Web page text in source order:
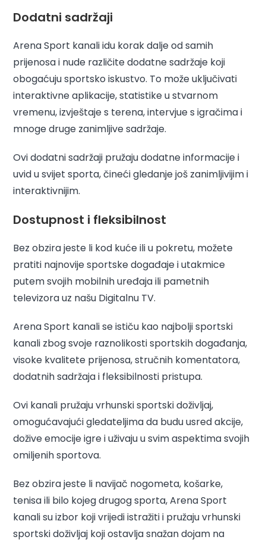
Dodatni sadržaji
Arena Sport kanali idu korak dalje od samih
prijenosa i nude različite dodatne sadržaje koji
obogaćuju sportsko iskustvo. To može uključivati ​​
interaktivne aplikacije, statistike u stvarnom
vremenu, izvještaje s terena, intervjue s igračima i
mnoge druge zanimljive sadržaje.
Ovi dodatni sadržaji pružaju dodatne informacije i
uvid u svijet sporta, čineći gledanje još zanimljivijim i
interaktivnijim.
Dostupnost i fleksibilnost
Bez obzira jeste li kod kuće ili u pokretu, možete
pratiti najnovije sportske događaje i utakmice
putem svojih mobilnih uređaja ili pametnih
televizora uz našu Digitalnu TV.
Arena Sport kanali se ističu kao najbolji sportski
kanali zbog svoje raznolikosti sportskih događanja,
visoke kvalitete prijenosa, stručnih komentatora,
dodatnih sadržaja i fleksibilnosti pristupa.
Ovi kanali pružaju vrhunski sportski doživljaj,
omogućavajući gledateljima da budu usred akcije,
dožive emocije igre i uživaju u svim aspektima svojih
omiljenih sportova.
Bez obzira jeste li navijač nogometa, košarke,
tenisa ili bilo kojeg drugog sporta, Arena Sport
kanali su izbor koji vrijedi istražiti i pružaju vrhunski
sportski doživljaj koji ostavlja snažan dojam na